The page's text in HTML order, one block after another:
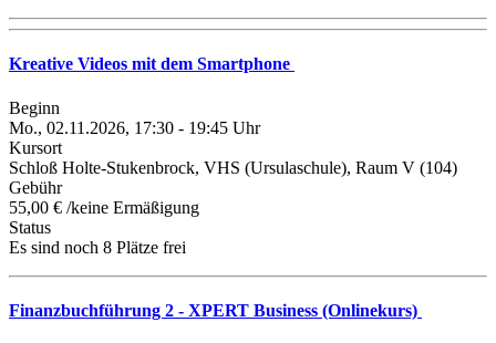
Kreative Videos mit dem Smartphone
Beginn
Mo., 02.11.2026, 17:30 - 19:45 Uhr
Kursort
Schloß Holte-Stukenbrock, VHS (Ursulaschule), Raum V (104)
Gebühr
55,00 € /keine Ermäßigung
Status
Es sind noch 8 Plätze frei
Finanzbuchführung 2 - XPERT Business (Onlinekurs)